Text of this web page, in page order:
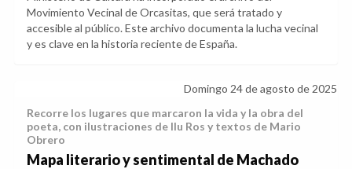
Movimiento Vecinal de Orcasitas, que será tratado y
accesible al público. Este archivo documenta la lucha vecinal
y es clave en la historia reciente de España.
Domingo 24 de agosto de 2025
Recorre los lugares que marcaron la vida y la obra del
poeta, con ilustraciones de Ilu Ros y textos de Mario
Obrero
Mapa literario y sentimental de Machado